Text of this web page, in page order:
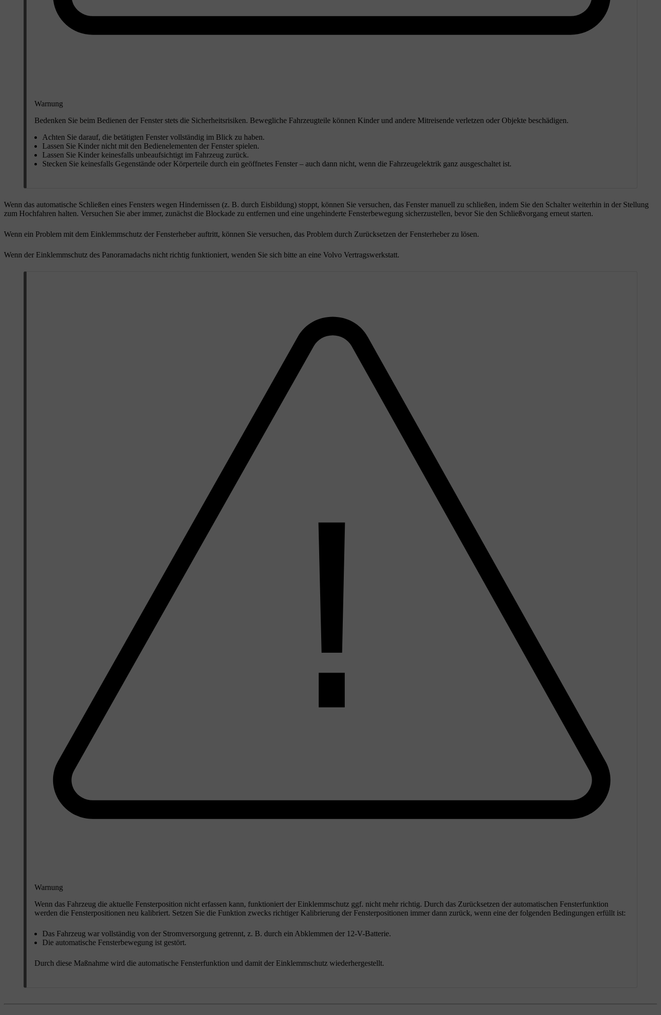
Warnung
Bedenken Sie beim Bedienen der Fenster stets die Sicherheitsrisiken. Bewegliche Fahrzeugteile können Kinder und andere Mitreisende verletzen oder Objekte beschädigen.
Achten Sie darauf, die betätigten Fenster vollständig im Blick zu haben.
Lassen Sie Kinder nicht mit den Bedienelementen der Fenster spielen.
Lassen Sie Kinder keinesfalls unbeaufsichtigt im Fahrzeug zurück.
Stecken Sie keinesfalls Gegenstände oder Körperteile durch ein geöffnetes Fenster – auch dann nicht, wenn die Fahrzeugelektrik ganz ausgeschaltet ist.
Wenn das automatische Schließen eines Fensters wegen Hindernissen (z. B. durch Eisbildung) stoppt, können Sie versuchen, das Fenster manuell zu schließen, indem Sie den Schalter weiterhin in der Stellung
zum Hochfahren halten. Versuchen Sie aber immer, zunächst die Blockade zu entfernen und eine ungehinderte Fensterbewegung sicherzustellen, bevor Sie den Schließvorgang erneut starten.
Wenn ein Problem mit dem Einklemmschutz der Fensterheber auftritt, können Sie versuchen, das Problem durch Zurücksetzen der Fensterheber zu lösen.
Wenn der Einklemmschutz des Panoramadachs nicht richtig funktioniert, wenden Sie sich bitte an eine Volvo Vertragswerkstatt.
Warnung
Wenn das Fahrzeug die aktuelle Fensterposition nicht erfassen kann, funktioniert der Einklemmschutz ggf. nicht mehr richtig. Durch das Zurücksetzen der automatischen Fensterfunktion
werden die Fensterpositionen neu kalibriert. Setzen Sie die Funktion zwecks richtiger Kalibrierung der Fensterpositionen immer dann zurück, wenn eine der folgenden Bedingungen erfüllt ist:
Das Fahrzeug war vollständig von der Stromversorgung getrennt, z. B. durch ein Abklemmen der 12-V-Batterie.
Die automatische Fensterbewegung ist gestört.
Durch diese Maßnahme wird die automatische Fensterfunktion und damit der Einklemmschutz wiederhergestellt.